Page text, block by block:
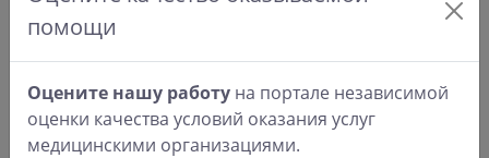
помощи
Оцените нашу работу на портале независимой
оценки качества условий оказания услуг
медицинскими организациями.